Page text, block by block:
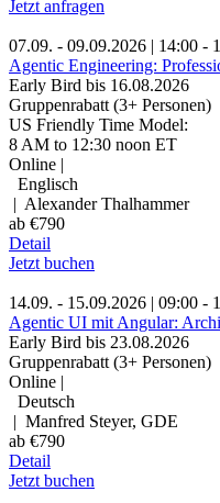
Jetzt anfragen
07.09. - 09.09.2026 | 14:00 -
Agentic Engineering:
Early Bird bis 16.08.2026
Gruppenrabatt (3+ Personen)
US Friendly Time Model:
8 AM to 12:30 noon ET
Online |
Englisch
| Alexander Thalhammer
ab €790
Detail
Jetzt buchen
14.09. - 15.09.2026 | 09:00 -
Agentic UI mit Angular:
Early Bird bis 23.08.2026
Gruppenrabatt (3+ Personen)
Online |
Deutsch
| Manfred Steyer, GDE
ab €790
Detail
Jetzt buchen